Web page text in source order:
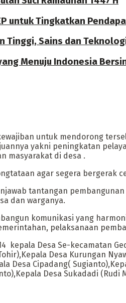
untuk Tingkatkan
Tinggi, Sains dan
Menuju Indonesia
untuk mendorong
yakni peningkatan
masyarakat di desa .
agar segera
tantangan
dan warganya.
komunikasi yang
pelaksanaan
kepala Desa Se-kecamatan
Desa Kurungan
Desa Cipadang(
Desa Sukadadi (Rudi